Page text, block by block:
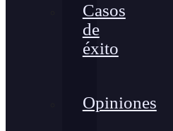
Casos
de
éxito
Opiniones